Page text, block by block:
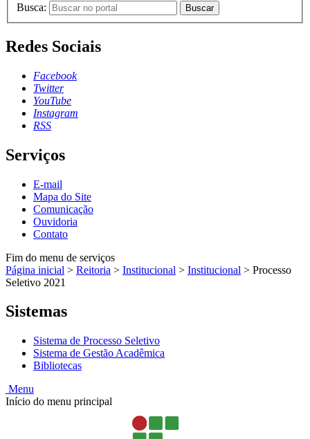
Busca: Buscar
Redes Sociais
Facebook
Twitter
YouTube
Instagram
RSS
Serviços
E-mail
Mapa do Site
Comunicação
Ouvidoria
Contato
Fim do menu de serviços
Página inicial > Reitoria > Institucional > Institucional > Processo
Seletivo 2021
Sistemas
Sistema de Processo Seletivo
Sistema de Gestão Acadêmica
Bibliotecas
Menu
Início do menu principal